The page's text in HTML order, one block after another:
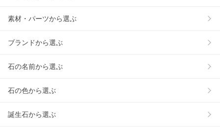
素材・パーツから選ぶ
ブランドから選ぶ
石の名前から選ぶ
石の色から選ぶ
誕生石から選ぶ